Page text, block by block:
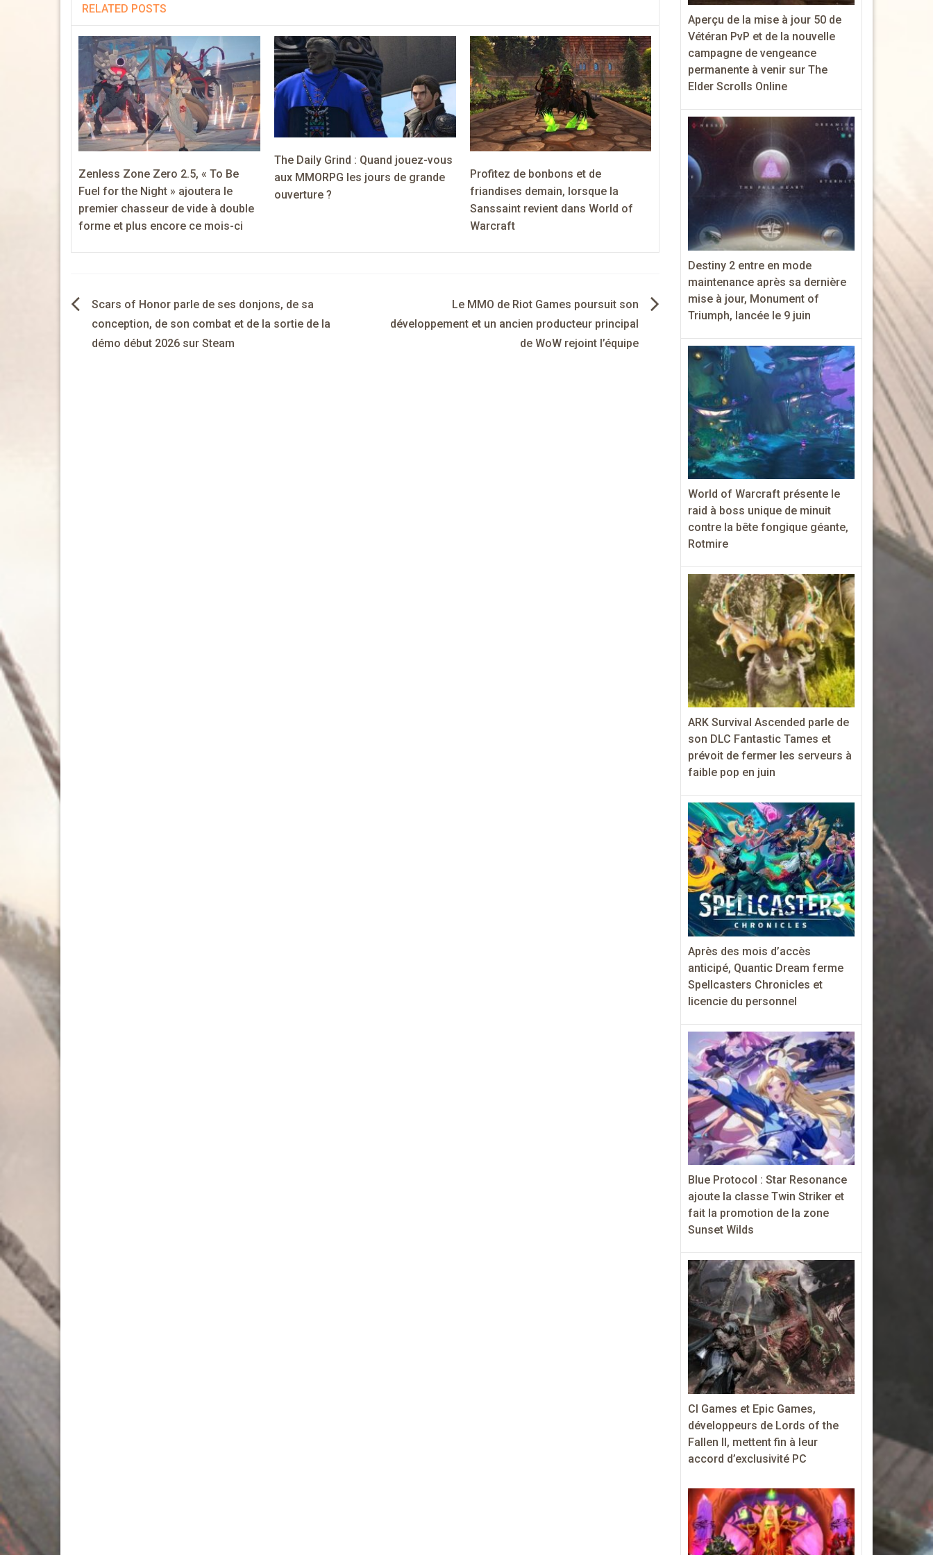
RELATED POSTS
Zenless Zone Zero 2.5, « To Be
Fuel for the Night » ajoutera le
premier chasseur de vide à double
forme et plus encore ce mois-ci
The Daily Grind : Quand jouez-vous
aux MMORPG les jours de grande
ouverture ?
Profitez de bonbons et de
friandises demain, lorsque la
Sanssaint revient dans World of
Warcraft
Navigation
de
l’article
Scars of Honor parle de ses donjons, de sa
conception, de son combat et de la sortie de la
démo début 2026 sur Steam
Le MMO de Riot Games poursuit son
développement et un ancien producteur principal
de WoW rejoint l’équipe
Aperçu de la mise à jour 50 de
Vétéran PvP et de la nouvelle
campagne de vengeance
permanente à venir sur The
Elder Scrolls Online
Destiny 2 entre en mode
maintenance après sa dernière
mise à jour, Monument of
Triumph, lancée le 9 juin
World of Warcraft présente le
raid à boss unique de minuit
contre la bête fongique géante,
Rotmire
ARK Survival Ascended parle de
son DLC Fantastic Tames et
prévoit de fermer les serveurs à
faible pop en juin
Après des mois d’accès
anticipé, Quantic Dream ferme
Spellcasters Chronicles et
licencie du personnel
Blue Protocol : Star Resonance
ajoute la classe Twin Striker et
fait la promotion de la zone
Sunset Wilds
CI Games et Epic Games,
développeurs de Lords of the
Fallen II, mettent fin à leur
accord d’exclusivité PC